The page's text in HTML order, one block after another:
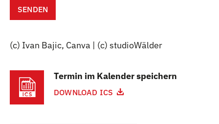
SENDEN
(c) Ivan Bajic, Canva | (c) studioWälder
Termin im Kalender speichern
DOWNLOAD ICS